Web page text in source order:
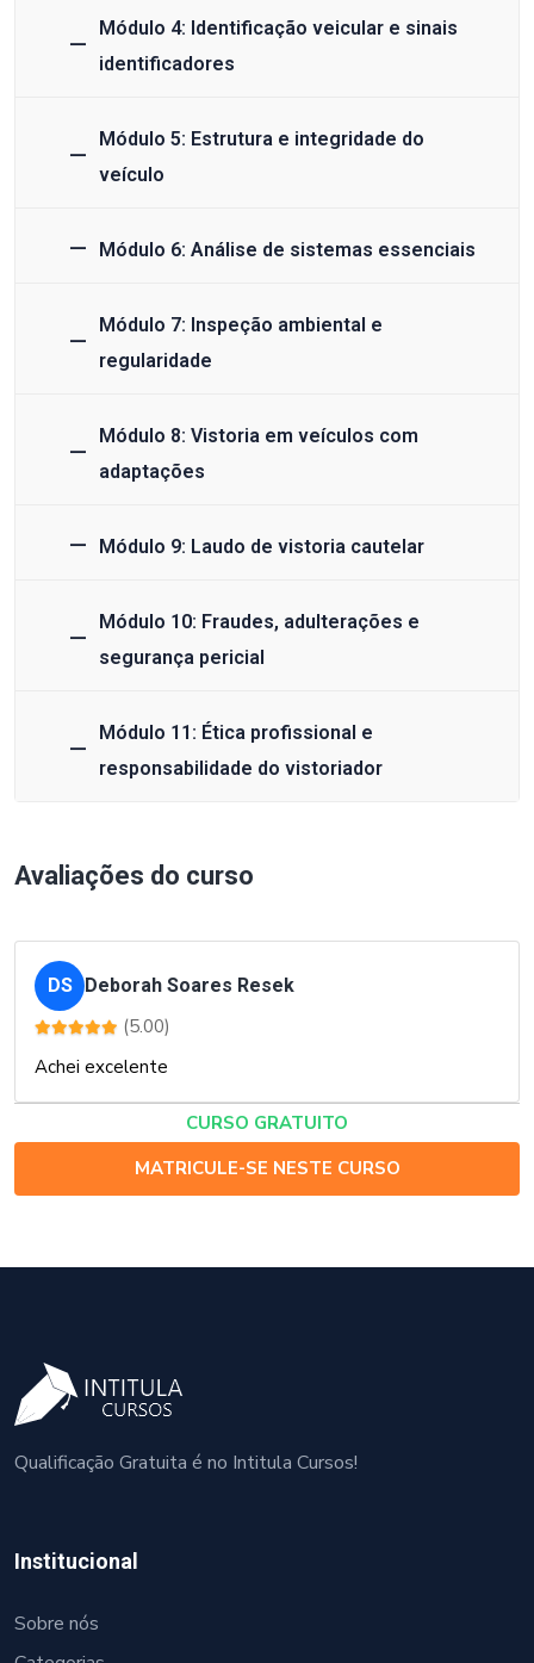
Módulo 4: Identificação veicular e sinais
identificadores
Módulo 5: Estrutura e integridade do
veículo
Módulo 6: Análise de sistemas essenciais
Módulo 7: Inspeção ambiental e
regularidade
Módulo 8: Vistoria em veículos com
adaptações
Módulo 9: Laudo de vistoria cautelar
Módulo 10: Fraudes, adulterações e
segurança pericial
Módulo 11: Ética profissional e
responsabilidade do vistoriador
Avaliações do curso
DS Deborah Soares Resek
(5.00)
Achei excelente
CURSO GRATUITO
MATRICULE-SE NESTE CURSO
Qualificação Gratuita é no Intitula Cursos!
Institucional
Sobre nós